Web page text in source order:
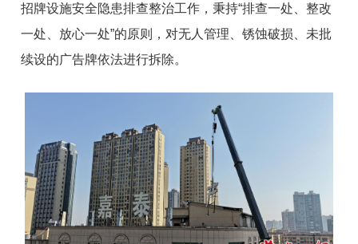
招牌设施安全隐患排查整治工作，秉持“排查一处、整改
一处、放心一处”的原则，对无人管理、锈蚀破损、未批
续设的广告牌依法进行拆除。